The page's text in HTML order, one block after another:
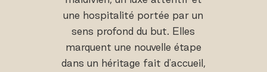
une hospitalité portée par un
sens profond du but. Elles
marquent une nouvelle étape
dans un héritage fait d'accueil,